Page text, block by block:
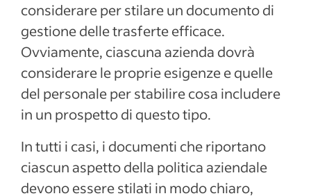
considerare per stilare un documento di
gestione delle trasferte efficace.
Ovviamente, ciascuna azienda dovrà
considerare le proprie esigenze e quelle
del personale per stabilire cosa includere
in un prospetto di questo tipo.
In tutti i casi, i documenti che riportano
ciascun aspetto della politica aziendale
devono essere stilati in modo chiaro,